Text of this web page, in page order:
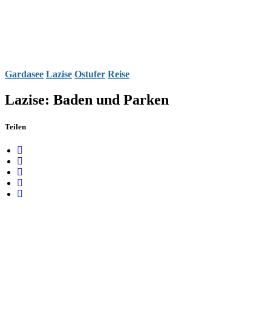
Gardasee Lazise Ostufer Reise
Lazise: Baden und Parken
Teilen